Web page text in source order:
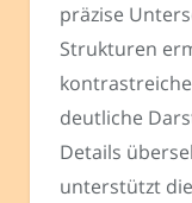
präzise
Strukturen
deutliche
Details
unterstützt die